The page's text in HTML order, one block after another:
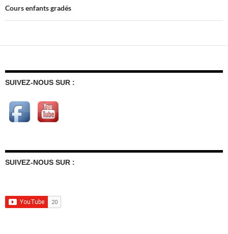
Cours enfants gradés
SUIVEZ-NOUS SUR :
SUIVEZ-NOUS SUR :